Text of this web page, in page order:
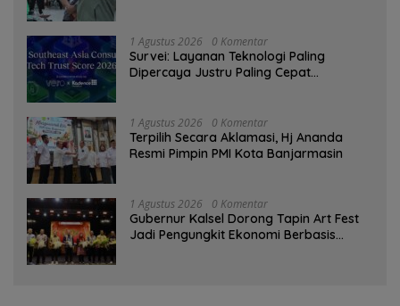
1 Agustus 2026 0 Komentar
Survei: Layanan Teknologi Paling
Dipercaya Justru Paling Cepat
1 Agustus 2026 0 Komentar
‎Terpilih Secara Aklamasi, Hj Ananda
Resmi Pimpin PMI Kota Banjarmasin
1 Agustus 2026 0 Komentar
Gubernur Kalsel Dorong Tapin Art Fest
Jadi Pengungkit Ekonomi Berbasis